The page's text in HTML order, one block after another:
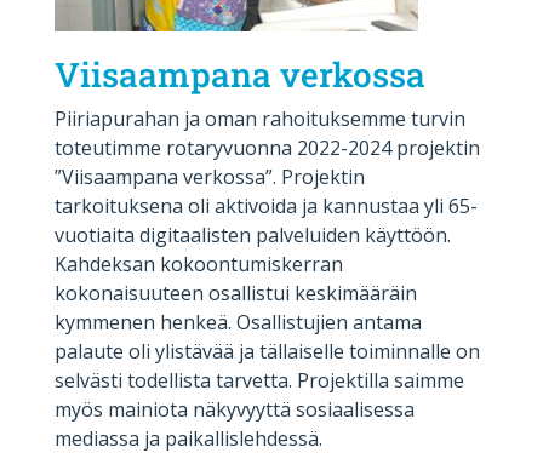
Viisaampana verkossa
Piiriapurahan ja oman rahoituksemme turvin
toteutimme rotaryvuonna 2022-2024 projektin
”Viisaampana verkossa”. Projektin
tarkoituksena oli aktivoida ja kannustaa yli 65-
vuotiaita digitaalisten palveluiden käyttöön.
Kahdeksan kokoontumiskerran
kokonaisuuteen osallistui keskimääräin
kymmenen henkeä. Osallistujien antama
palaute oli ylistävää ja tällaiselle toiminnalle on
selvästi todellista tarvetta. Projektilla saimme
myös mainiota näkyvyyttä sosiaalisessa
mediassa ja paikallislehdessä.